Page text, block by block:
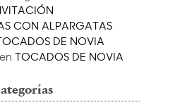
CON ALPARGATAS
DE NOVIA
TOCADOS DE NOVIA